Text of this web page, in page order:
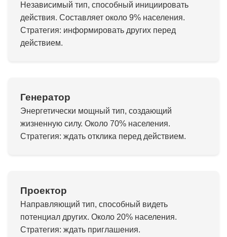
Независимый тип, способный инициировать
действия. Составляет около 9% населения.
Стратегия: информировать других перед
действием.
Генератор
Энергетически мощный тип, создающий
жизненную силу. Около 70% населения.
Стратегия: ждать отклика перед действием.
Проектор
Направляющий тип, способный видеть
потенциал других. Около 20% населения.
Стратегия: ждать приглашения.